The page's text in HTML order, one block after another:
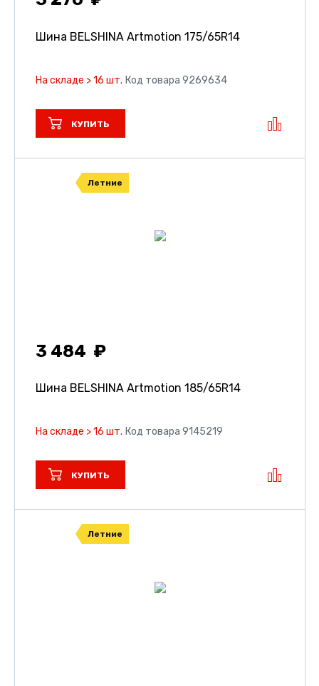
Шина BELSHINA Artmotion 175/65R14
На складе > 16 шт. Код товара 9269634
КУПИТЬ
Летние
3 484
Шина BELSHINA Artmotion 185/65R14
На складе > 16 шт. Код товара 9145219
КУПИТЬ
Летние